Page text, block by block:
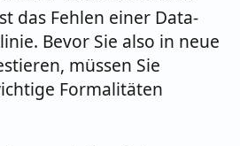
das Fehlen einer Data-
Bevor Sie also in neue
müssen Sie
Formalitäten